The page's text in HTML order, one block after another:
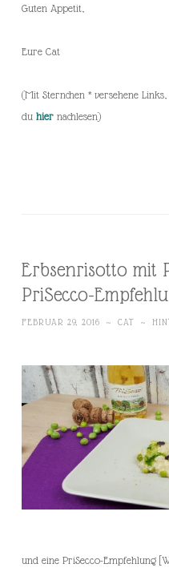
Guten Appetit,
Eure Cat
(Mit Sternchen * versehene
du hier nachlesen)
Erbsenrisotto mit
PriSecco-
FEBRUAR 29, 2016 ~ CAT ~
und eine PriSecco-Empfehlung